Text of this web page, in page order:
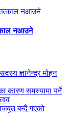
नआउने
ज्ञानेन्द्र मोहन
कारण समस्यामा पर्ने
बन्दै गएको